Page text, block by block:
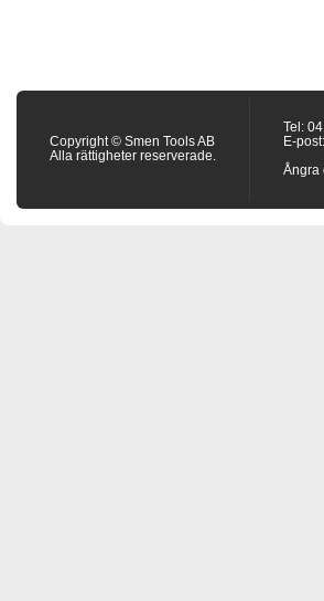
Copyright © Smen Tools AB
Alla rättigheter reserverade.
Tel:
E-post:
Ångra